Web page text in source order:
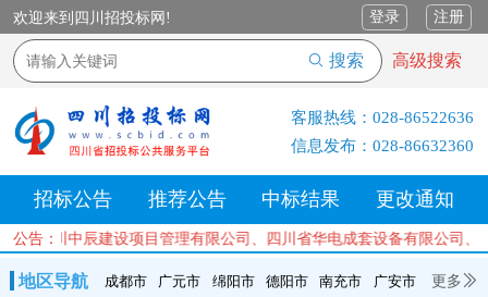
欢迎来到四川招投标网! 登录 注册
搜索 高级搜索
客服热线： 028-86522636
信息发布： 028-86632360
招标公告 推荐公告 中标结果 更改通知
公告： 中辰建设项目管理有限公司、四川省华电成套设备有限
地区导航 成都市 广元市 绵阳市 德阳市 南充市 广安市 更多